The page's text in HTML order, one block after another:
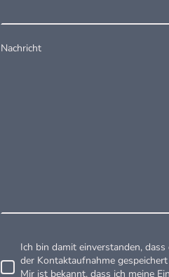
Nachricht
Ich bin damit einverstanden,
der Kontaktaufnahme
Mir ist bekannt, dass ich meine